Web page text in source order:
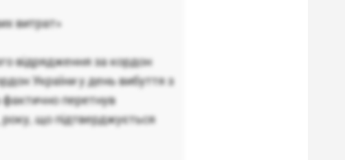
витрат»
відрядження за кордон
України у день вибуття з
перетнув
року, що підтверджується